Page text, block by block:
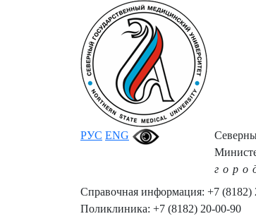
РУС ENG
Справочная информация: +7 (8182)
Поликлиника: +7 (8182) 20-00-90